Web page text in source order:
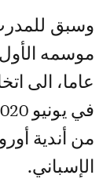
وسبق للمدرب الذي يقود الفريق اللندني في
عاما، الى
من أندية
الإسباني.